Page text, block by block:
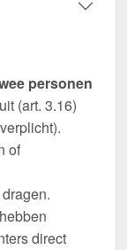
personen
(art. 3.16)
of
direct